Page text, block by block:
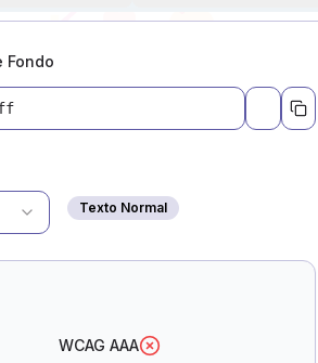
Fondo
Pick a
Texto Normal
WCAG AAA